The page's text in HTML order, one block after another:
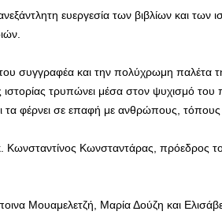
ευεργεσία των βιβλίων και των
του συγγραφέα και την πολύχρωμη παλέτα
τρυπώνει μέσα στον ψυχισμό του
φέρνει σε επαφή με ανθρώπους, τόπους
Κωνσταντίνος Κωνσταντάρας, πρόεδρος
Μουαμελετζή, Μαρία Δούζη και